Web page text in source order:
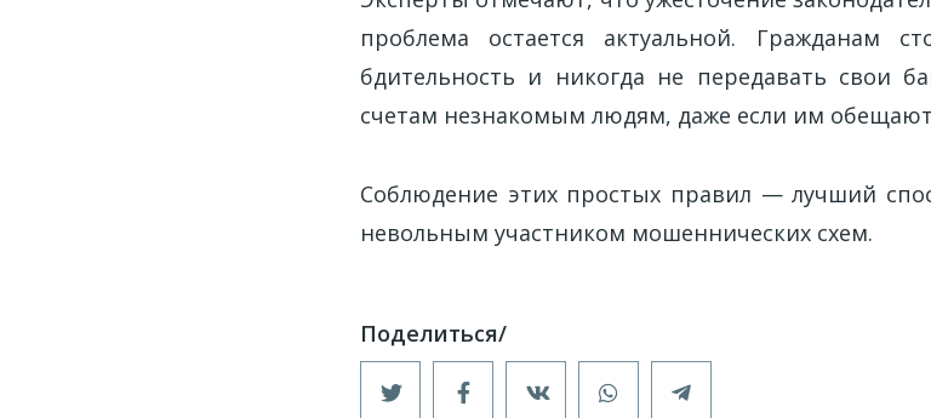
проблема остается актуальной. Гражданам
бдительность и никогда не передавать свои
счетам незнакомым людям, даже если им обещают
Соблюдение этих простых правил — лучший
невольным участником мошеннических схем.